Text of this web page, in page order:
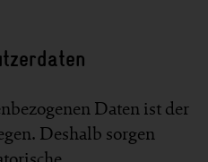
Daten ist der
Deshalb sorgen